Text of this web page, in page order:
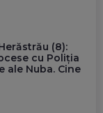
(8):
cu Poliția
ale Nuba. Cine